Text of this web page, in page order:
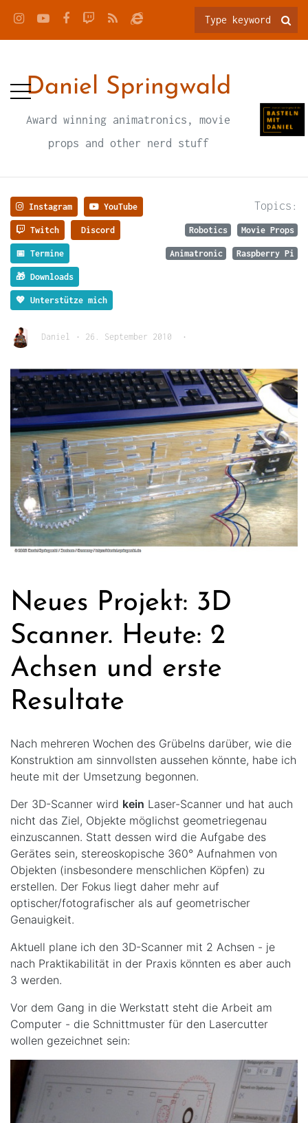
Daniel Springwald
Award winning animatronics, movie
props and other nerd stuff
Instagram YouTube
Twitch Discord
📅 Termine
🎁 Downloads
💖 Unterstütze mich
Topics:
Robotics Movie Props
Animatronic Raspberry Pi
Daniel • 26. September 2010 •
Neues Projekt: 3D
Scanner. Heute: 2
Achsen und erste
Resultate
Nach mehreren Wochen des Grübelns darüber, wie die
Konstruktion am sinnvollsten aussehen könnte, habe ich
heute mit der Umsetzung begonnen.
Der 3D-Scanner wird kein Laser-Scanner und hat auch
nicht das Ziel, Objekte möglichst geometriegenau
einzuscannen. Statt dessen wird die Aufgabe des
Gerätes sein, stereoskopische 360° Aufnahmen von
Objekten (insbesondere menschlichen Köpfen) zu
erstellen. Der Fokus liegt daher mehr auf
optischer/fotografischer als auf geometrischer
Genauigkeit.
Aktuell plane ich den 3D-Scanner mit 2 Achsen - je
nach Praktikabilität in der Praxis könnten es aber auch
3 werden.
Vor dem Gang in die Werkstatt steht die Arbeit am
Computer - die Schnittmuster für den Lasercutter
wollen gezeichnet sein: